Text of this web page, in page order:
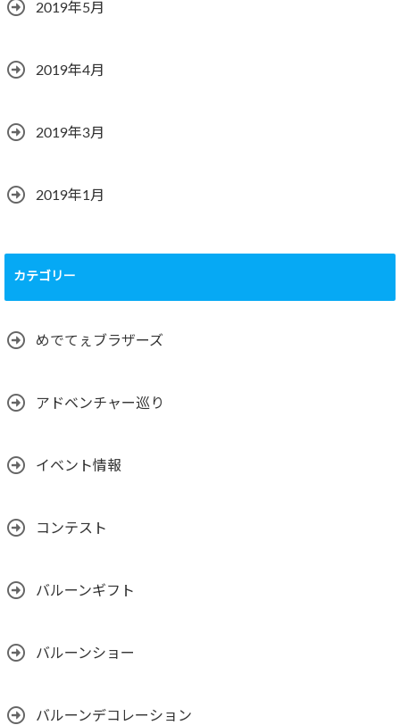
2019年5月
2019年4月
2019年3月
2019年1月
カテゴリー
めでてぇブラザーズ
アドベンチャー巡り
イベント情報
コンテスト
バルーンギフト
バルーンショー
バルーンデコレーション